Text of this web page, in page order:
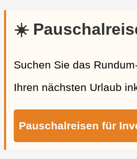
☀️
Suchen Sie das
Ihren nächsten Urlaub
Pauschalreisen für